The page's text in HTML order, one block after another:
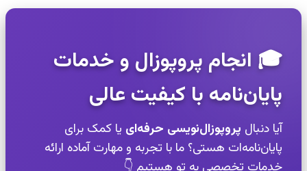
🎓 انجام پروپوزال و خدمات
پایان‌نامه با کیفیت عالی
آیا دنبال پروپوزال‌نویسی حرفه‌ای یا کمک برای
پایان‌نامه‌ات هستی؟ ما با تجربه و مهارت آماده ارائه